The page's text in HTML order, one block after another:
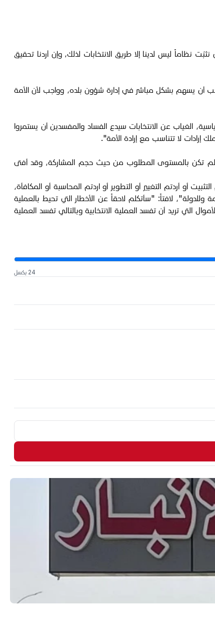
نظاماً ليس لدينا إلا طريق الانتخابات لذلك، وإن أردنا تحقيق
يجب أن يسهم بشكل مباشر في إدارة شؤون بلده، وواجب لأن الأمة
الغياب عن الانتخابات سيدع الفساد والمفسدين أن يستمروا
إرادات لا تتناسب مع إرادة الأمة".
لم تكن بالمستوى المطلوب من حيث حجم المشاركة، وقد أفتى
أو أردتم التغيير أو التطوير أو اردتم المحاسبة أو المكافأة،
لافتاً: "سأتكلم لاحقاً عن الأخطار التي تحيط بالعملية
التي تريد أن تفسد العملية الانتخابية وبالتالي تفسد العملية
24 بكسل